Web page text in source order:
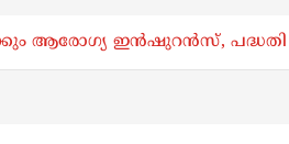
ആരോഗ്യ ഇന്‍ഷുറന്‍സ്,